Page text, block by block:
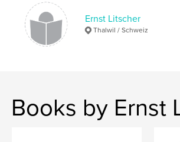
Tagebuch
Ernst Litscher
Thalwil / Schweiz
Books by Ernst